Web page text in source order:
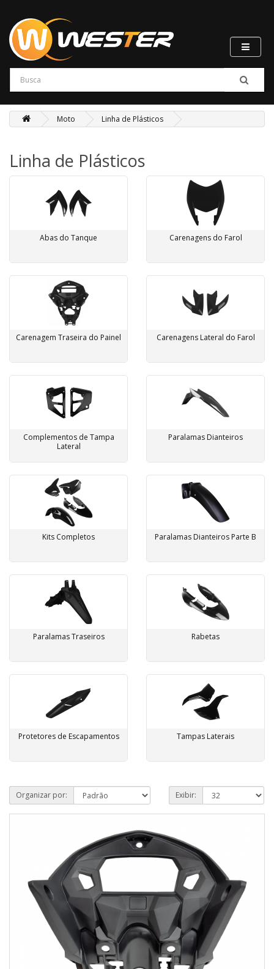
Moto Linha de Plásticos
Linha de Plásticos
Abas do Tanque
Carenagem Traseira do Painel
Carenagens do Farol
Carenagens Lateral do Farol
Complementos de Tampa
Lateral
Kits Completos
Paralamas Dianteiros
Paralamas Dianteiros Parte B
Paralamas Traseiros
Protetores de Escapamentos
Rabetas
Tampas Laterais
Organizar por: Exibir: